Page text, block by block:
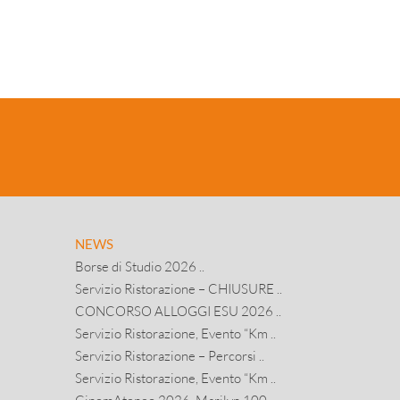
NEWS
Borse di Studio 2026 ..
Servizio Ristorazione – CHIUSURE ..
CONCORSO ALLOGGI ESU 2026 ..
Servizio Ristorazione, Evento “Km ..
Servizio Ristorazione – Percorsi ..
Servizio Ristorazione, Evento “Km ..